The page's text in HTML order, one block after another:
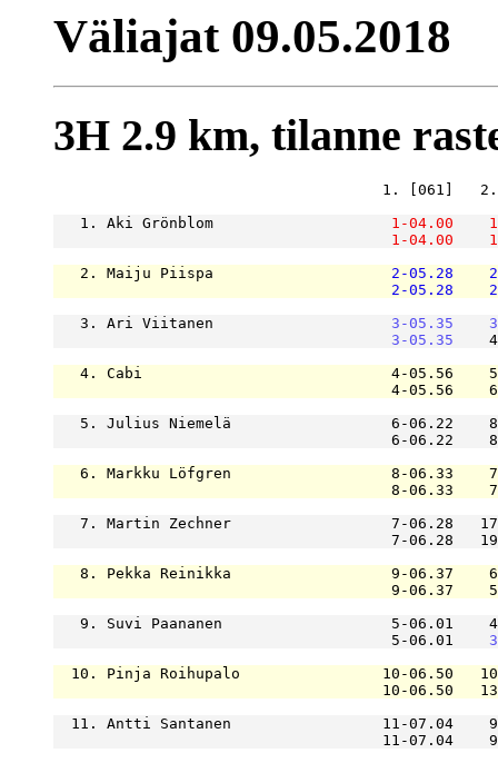
Väliajat 09.05.2018
3H 2.9 km, tilanne
1. [061]
   1. Aki Grönblom
1-04.00
1-04.00
   2. Maiju Piispa
2-05.28
2-05.28
   3. Ari Viitanen
3-05.35
3-05.35
4. Cabi                            4-05.56
4-05.56
5. Julius Niemelä                  6-06.22
6-06.22
6. Markku Löfgren                  8-06.33
8-06.33
7. Martin Zechner                  7-06.28
7-06.28
8. Pekka Reinikka                  9-06.37
9-
9. Suvi Paananen                   5-06.01
                                      5-06.01
10. Pinja Roihupalo                10-06.50
10-06.50
11. Antti Santanen                 11-07.04
11-